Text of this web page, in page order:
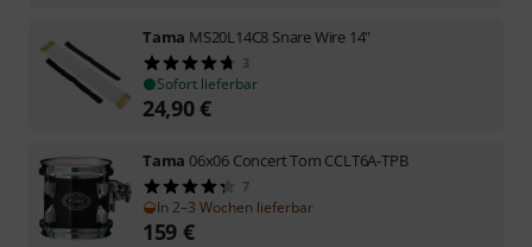
Tama MS20L14C8 Snare Wire 14"
3
Sofort lieferbar
24,90€
Tama 06x06 Concert Tom CCLT6A-TPB
7
In 2–3 Wochen lieferbar
159 €